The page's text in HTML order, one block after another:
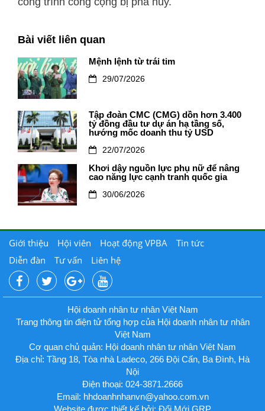
Bài viết liên quan
Mệnh lệnh từ trái tim
29/07/2026
Tập đoàn CMC (CMG) dồn hơn 3.400
tỷ đồng đầu tư dự án hạ tầng số,
hướng mốc doanh thu tỷ USD
22/07/2026
Khơi dậy nguồn lực phụ nữ để nâng
cao năng lực cạnh tranh quốc gia
30/06/2026
Giới thiệu Hội viên Hoạt động VPBA
Tin tức
Diễn đàn
Tư vấn Liên hệ
Hội doanh nhân tư nhân Việt Nam
Trang thông tin điện tử tổng hợp của Hội doanh nhân tư nhân
Việt Nam
Cơ quan chủ quản: Hội doanh nhân tư nhân Việt Nam
Địa chỉ: Tầng 18, Tòa nhà Ladeco, 266 Đội Cấn, Ba Đình, Hà
Nội
Điện thoại: 024-3871.2666
Email: hhdoanhnhanvn@yahoo.com.vn